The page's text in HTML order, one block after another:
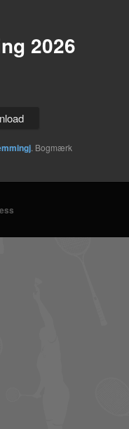
2026
. Bogmærk